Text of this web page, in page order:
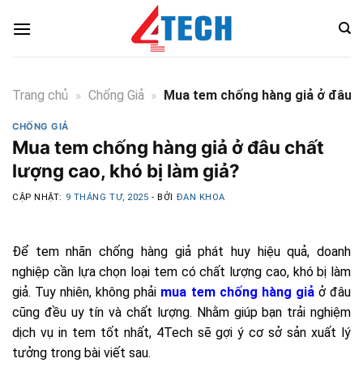
Trang chủ » Chống Giả » Mua tem chống hàng giả ở đâu
CHỐNG GIẢ
Mua tem chống hàng giả ở đâu chất
lượng cao, khó bị làm giả?
CẬP NHẬT: 9 THÁNG TƯ, 2025 - BỞI ĐAN KHOA
Để tem nhãn chống hàng giả phát huy hiệu quả, doanh
nghiệp cần lựa chọn loại tem có chất lượng cao, khó bị làm
giả. Tuy nhiên, không phải mua tem chống hàng giảở đâu
cũng đều uy tín và chất lượng. Nhằm giúp bạn trải nghiệm
dịch vụ in tem tốt nhất, 4Tech sẽ gợi ý cơ sở sản xuất lý
tưởng trong bài viết sau.